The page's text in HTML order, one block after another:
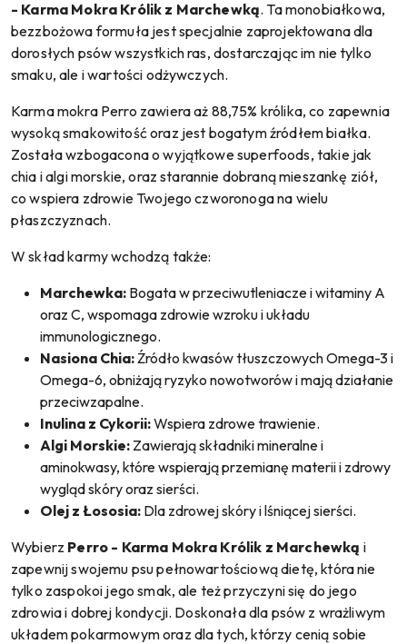
- Karma Mokra Królik z Marchewką. Ta monobiałkowa,
bezzbożowa formuła jest specjalnie zaprojektowana dla
dorosłych psów wszystkich ras, dostarczając im nie tylko
smaku, ale i wartości odżywczych.
Karma mokra Perro zawiera aż 88,75% królika, co zapewnia
wysoką smakowitość oraz jest bogatym źródłem białka.
Została wzbogacona o wyjątkowe superfoods, takie jak
chia i algi morskie, oraz starannie dobraną mieszankę ziół,
co wspiera zdrowie Twojego czworonoga na wielu
płaszczyznach.
W skład karmy wchodzą także:
Marchewka: Bogata w przeciwutleniacze i witaminy A
oraz C, wspomaga zdrowie wzroku i układu
immunologicznego.
Nasiona Chia:Źródło kwasów tłuszczowych Omega-3 i
Omega-6, obniżają ryzyko nowotworów i mają działanie
przeciwzapalne.
Inulina z Cykorii:Wspiera zdrowe trawienie.
Algi Morskie: Zawierają składniki mineralne i
aminokwasy, które wspierają przemianę materii i zdrowy
wygląd skóry oraz sierści.
Olej z Łososia: Dla zdrowej skóry i lśniącej sierści.
Wybierz Perro - Karma Mokra Królik z Marchewką i
zapewnij swojemu psu pełnowartościową dietę, która nie
tylko zaspokoi jego smak, ale też przyczyni się do jego
zdrowia i dobrej kondycji. Doskonała dla psów z wrażliwym
układem pokarmowym oraz dla tych, którzy cenią sobie